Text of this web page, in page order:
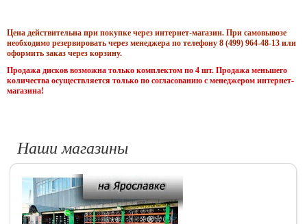
Цена действительна при покупке через интернет-магазин. При самовывозе
необходимо резервировать через менеджера по телефону 8 (499) 964-48-13 или
оформить заказ через корзину.
Продажа дисков возможна только комплектом по 4 шт. Продажа меньшего
количества осуществляется только по согласованию с менеджером интернет-
магазина!
Наши магазины